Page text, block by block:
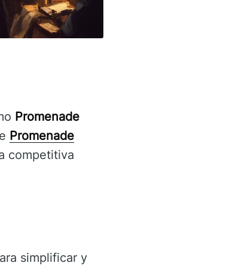
Promenade
Promenade
competitiva
simplificar y